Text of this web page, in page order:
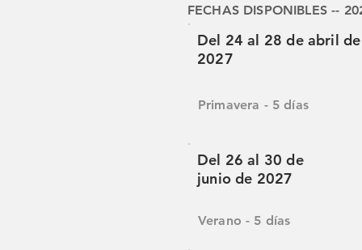
FECHAS DISPONIBLES --
Del 24 al 28 de abril de
2027
Primavera - 5 días
Del 26 al 30 de
junio de 2027
Verano - 5 días